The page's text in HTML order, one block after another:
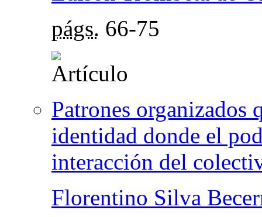
págs. 66-75
Patrones organizados
identidad donde el
interacción del
Florentino Silva